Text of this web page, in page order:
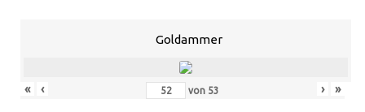
Goldammer
« ‹ von 53 › »